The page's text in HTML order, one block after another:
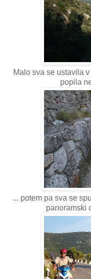
Malo sva se ustavila
popila
... potem pa sva se
panoramski